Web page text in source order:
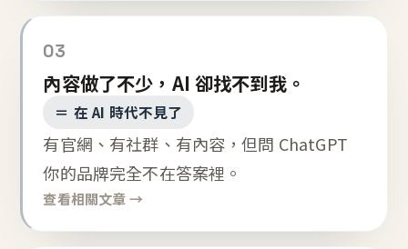
03
內容做了不少，AI 卻找不到我。
＝ 在 AI 時代不見了
有官網、有社群、有內容，但問 ChatGPT
你的品牌完全不在答案裡。
查看相關文章 →